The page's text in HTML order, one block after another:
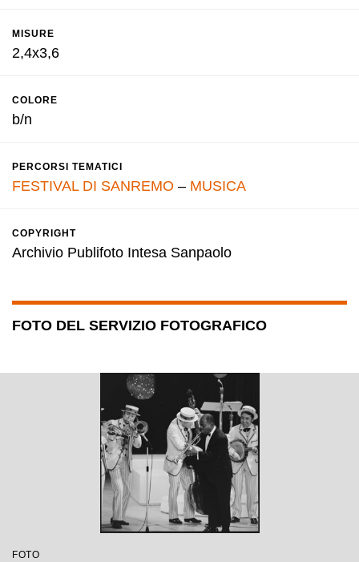
MISURE
2,4x3,6
COLORE
b/n
PERCORSI TEMATICI
FESTIVAL DI SANREMO – MUSICA
COPYRIGHT
Archivio Publifoto Intesa Sanpaolo
FOTO DEL SERVIZIO FOTOGRAFICO
FOTO